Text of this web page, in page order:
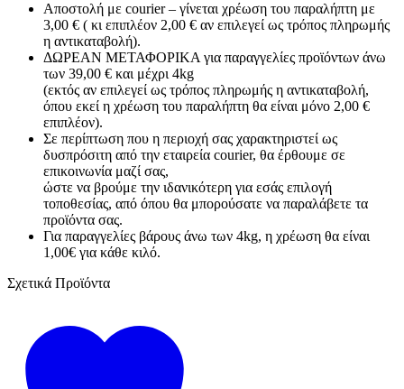
Αποστολή με courier – γίνεται χρέωση του παραλήπτη με
3,00 € ( κι επιπλέον 2,00 € αν επιλεγεί ως τρόπος πληρωμής
η αντικαταβολή).
ΔΩΡΕΑΝ ΜΕΤΑΦΟΡΙΚΑ για παραγγελίες προϊόντων άνω
των 39,00 € και μέχρι 4kg
(εκτός αν επιλεγεί ως τρόπος πληρωμής η αντικαταβολή,
όπου εκεί η χρέωση του παραλήπτη θα είναι μόνο 2,00 €
επιπλέον).
Σε περίπτωση που η περιοχή σας χαρακτηριστεί ως
δυσπρόσιτη από την εταιρεία courier, θα έρθουμε σε
επικοινωνία μαζί σας,
ώστε να βρούμε την ιδανικότερη για εσάς επιλογή
τοποθεσίας, από όπου θα μπορούσατε να παραλάβετε τα
προϊόντα σας.
Για παραγγελίες βάρους άνω των 4kg, η χρέωση θα είναι
1,00€ για κάθε κιλό.
Σχετικά Προϊόντα